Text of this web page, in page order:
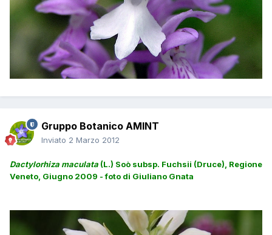
Gruppo Botanico AMINT
Inviato 2 Marzo 2012
Dactylorhiza maculata (L.) Soò subsp. Fuchsii (Druce), Regione
Veneto, Giugno 2009 - foto di Giuliano Gnata